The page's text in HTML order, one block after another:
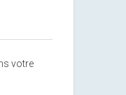
votre